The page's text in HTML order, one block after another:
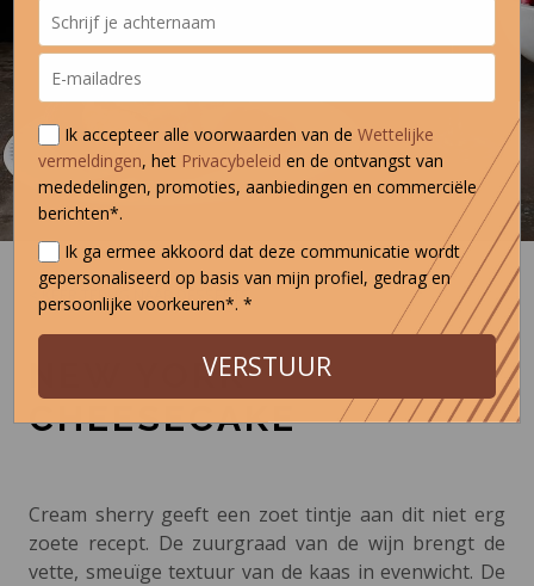
< KEER TERUG NAAR DESSERTS
NEW YORK
CHEESECAKE
Cream sherry geeft een zoet tintje aan dit niet erg
zoete recept. De zuurgraad van de wijn brengt de
vette, smeuïge textuur van de kaas in evenwicht. De
Ik accepteer alle voorwaarden van deWettelijke
vermeldingen, het Privacybeleid en de ontvangst van
mededelingen, promoties, aanbiedingen en commerciële
berichten*.
Ik ga ermee akkoord dat deze communicatie wordt
gepersonaliseerd op basis van mijn profiel, gedrag en
persoonlijke voorkeuren*. *
VERSTUUR